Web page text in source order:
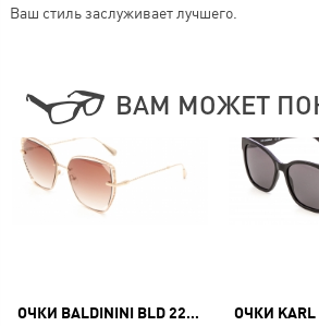
Ваш стиль заслуживает лучшего.
ВАМ МОЖЕТ
ОЧКИ BALDININI BLD 2213 MGF 602